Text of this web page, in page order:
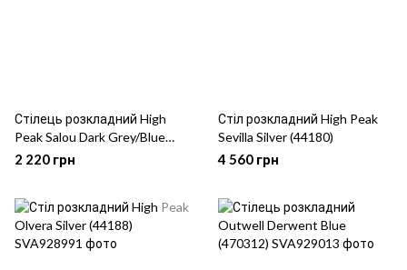
Стілець розкладний High
Peak Salou Dark Grey/Blue
(44108)
2 220 грн
Стіл розкладний High Peak
Sevilla Silver (44180)
4 560 грн